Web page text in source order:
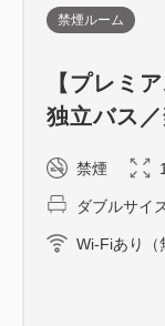
広々とした洗い
プレミアムルー
zero」のシャワ
～プレミアムル
入浴後は特典の
禁煙ルーム
【プレミ
独立バス
禁煙
ダブルサイ
Wi-Fiあり（